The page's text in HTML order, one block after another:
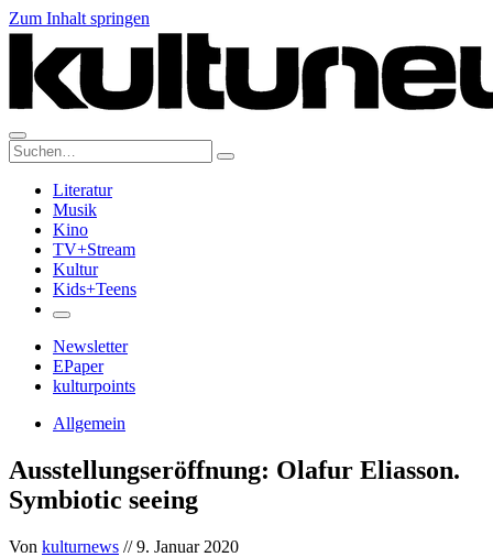
Zum Inhalt springen
Suche:
Literatur
Musik
Kino
TV+Stream
Kultur
Kids+Teens
Newsletter
EPaper
kulturpoints
Allgemein
Ausstellungseröffnung: Olafur Eliasson.
Symbiotic seeing
Von kulturnews // 9. Januar 2020